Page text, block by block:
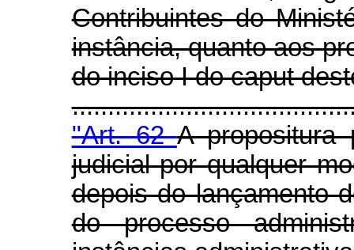
Contribuintes do
instância, quanto aos
do inciso I do caput
"Art. 62A propositura
judicial por qualquer
depois do lançamento
do processo